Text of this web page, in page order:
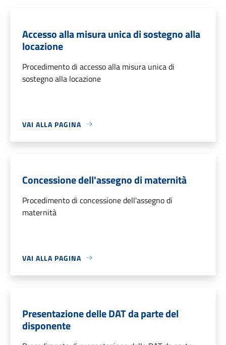
Accesso alla misura unica di sostegno alla
locazione
Procedimento di accesso alla misura unica di
sostegno alla locazione
VAI ALLA PAGINA
Concessione dell'assegno di maternità
Procedimento di concessione dell'assegno di
maternità
VAI ALLA PAGINA
Presentazione delle DAT da parte del
disponente